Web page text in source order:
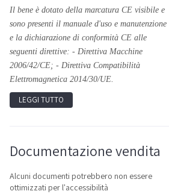
Il bene è dotato della marcatura CE visibile e
sono presenti il manuale d'uso e manutenzione
e la dichiarazione di conformità CE alle
seguenti direttive: - Direttiva Macchine
2006/42/CE; - Direttiva Compatibilità
Elettromagnetica 2014/30/UE.
LEGGI TUTTO
Documentazione vendita
Alcuni documenti potrebbero non essere
ottimizzati per l'accessibilità